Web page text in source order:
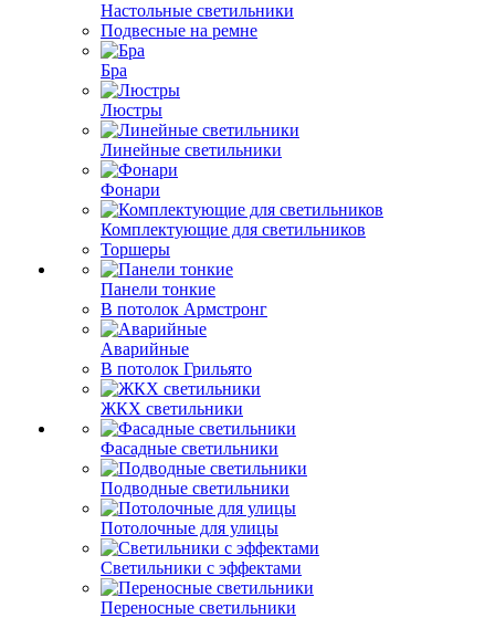
Настольные светильники
Подвесные на ремне
Бра
Люстры
Линейные светильники
Фонари
Комплектующие для светильников
Торшеры
Панели тонкие
В потолок Армстронг
Аварийные
В потолок Грильято
ЖКХ светильники
Фасадные светильники
Подводные светильники
Потолочные для улицы
Светильники с эффектами
Переносные светильники